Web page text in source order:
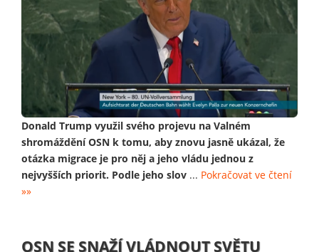
Donald Trump využil svého projevu na Valném
shromáždění OSN k tomu, aby znovu jasně ukázal, že
otázka migrace je pro něj a jeho vládu jednou z
nejvyšších priorit. Podle jeho slov ... Pokračovat ve čtení
»»
OSN SE SNAŽÍ VLÁDNOUT SVĚTU